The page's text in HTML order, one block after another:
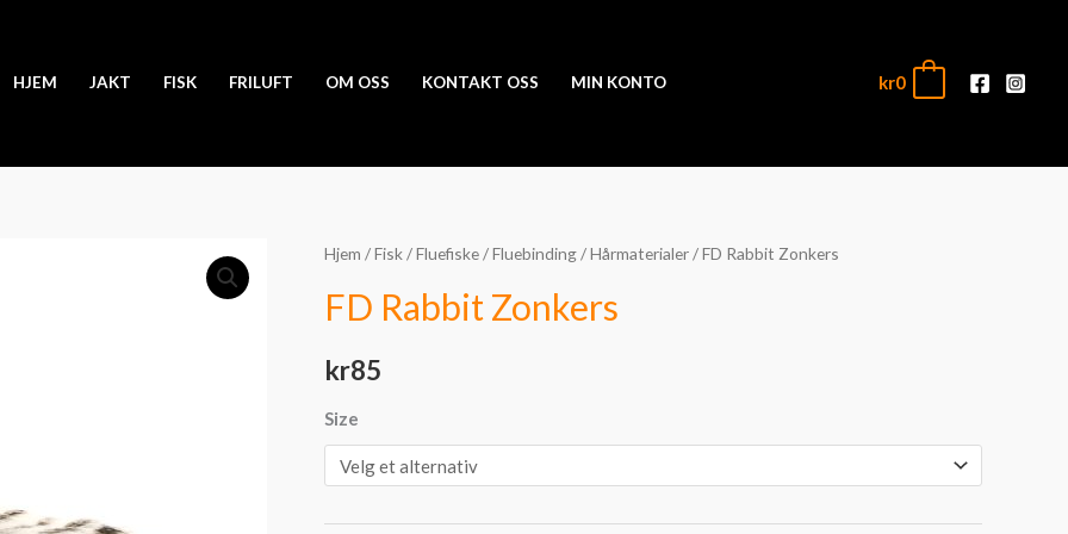
HJEM JAKT FISK FRILUFT OM OSS KONTAKT OSS MIN KONTO kr0
Hjem /Fisk/Fluefiske/Fluebinding/Hårmaterialer/ FD Rabbit Zonkers
FD Rabbit Zonkers
kr85
Size
FD
Zonkers